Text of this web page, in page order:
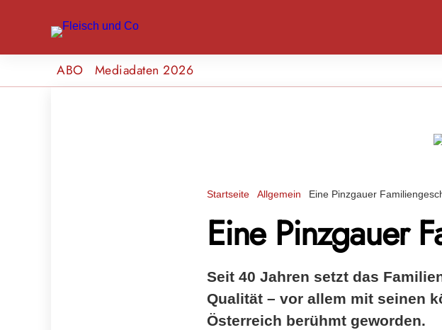
ABO Mediadaten 2026
Startseite Allgemein Eine Pinzgauer
Eine Pinzgauer
Seit 40 Jahren setzt das
Qualität – vor allem mit seinen
Österreich berühmt geworden.